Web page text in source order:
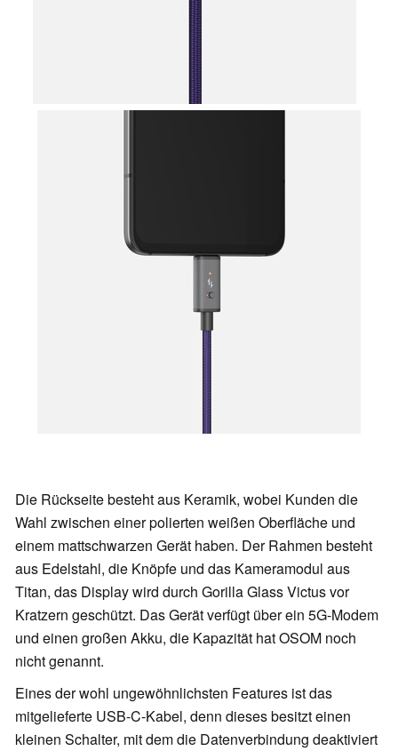
Die Rückseite besteht aus Keramik, wobei Kunden die
Wahl zwischen einer polierten weißen Oberfläche und
einem mattschwarzen Gerät haben. Der Rahmen besteht
aus Edelstahl, die Knöpfe und das Kameramodul aus
Titan, das Display wird durch Gorilla Glass Victus vor
Kratzern geschützt. Das Gerät verfügt über ein 5G-Modem
und einen großen Akku, die Kapazität hat OSOM noch
nicht genannt.
Eines der wohl ungewöhnlichsten Features ist das
mitgelieferte USB-C-Kabel, denn dieses besitzt einen
kleinen Schalter, mit dem die Datenverbindung deaktiviert